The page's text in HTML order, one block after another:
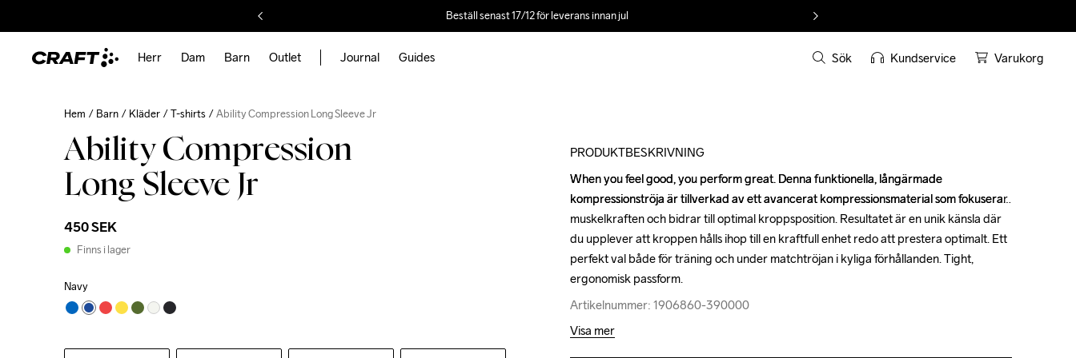
Beställ senast 17/12 för leverans innan jul
Herr Dam Barn Outlet Journal Guides Sök Kundservice Varukorg
Hem Barn Kläder T-shirts Ability Compression Long Sleeve Jr
Ability Compression
Long Sleeve Jr
450 SEK
Finns i lager
Navy
PRODUKTBESKRIVNING
When you feel good, you perform great. Denna funktionella, långärmade
kompressionströja är tillverkad av ett avancerat kompressionsmaterial som fokuserar
muskelkraften och bidrar till optimal kroppsposition. Resultatet är en unik känsla där
du upplever att kroppen hålls ihop till en kraftfull enhet redo att prestera optimalt. Ett
perfekt val både för träning och under matchtröjan i kyliga förhållanden. Tight,
ergonomisk passform.
Artikelnummer: 1906860-390000
When you feel good, you perform great. Denna funktionella, långärmade
kompressionströja är tillverkad av ett avancerat kompressionsmaterial som fokuserar
muskelkraften och bidrar till optimal kroppsposition. Resultatet är en unik känsla där
du upplever att kroppen hålls ihop till en kraftfull enhet redo att prestera optimalt. Ett
perfekt val både för träning och under matchtröjan i kyliga förhållanden. Tight,
ergonomisk passform.
Artikelnummer: 1906860-390000
Visa mer